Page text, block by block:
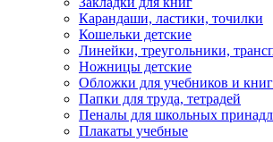
Карандаши, ластики, точилки
Кошельки детские
Линейки, треугольники,
Ножницы детские
Обложки для учебников и книг
Папки для труда, тетрадей
Пеналы для школьных
Плакаты учебные